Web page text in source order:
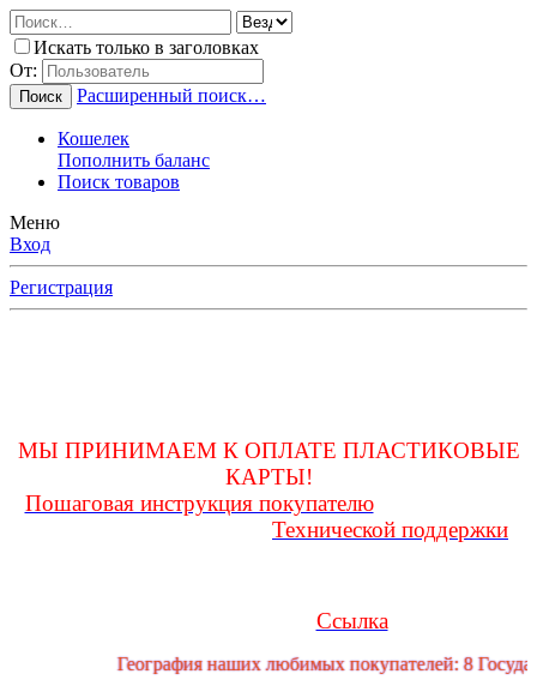
Искать только в заголовках
От:
Поиск Расширенный поиск…
Кошелек
Пополнить баланс
Поиск товаров
Меню
Вход
Регистрация
МЫ ПРИНИМАЕМ К ОПЛАТЕ ПЛАСТИКОВЫЕ
КАРТЫ!
Пошаговая инструкция покупателюЛюбые вопросы
Технической поддержки
Ссылка
География наших любимых покупателей: 8